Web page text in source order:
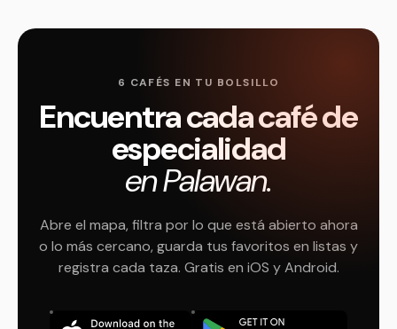
6 CAFÉS EN TU BOLSILLO
Encuentra cada café de
especialidad
en Palawan.
Abre el mapa, filtra por lo que está abierto ahora
o lo más cercano, guarda tus favoritos en listas y
registra cada taza. Gratis en iOS y Android.